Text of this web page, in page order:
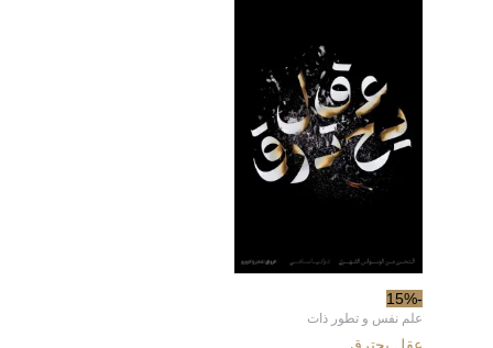
-15%
علم نفس و تطور ذات